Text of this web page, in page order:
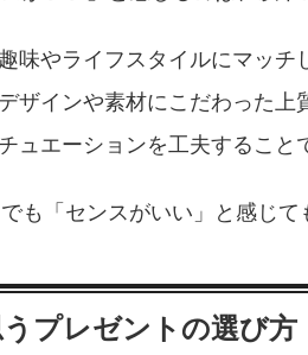
味やライフスタイルにマッチ
ザインや素材にこだわった上
ュエーションを工夫すること
も「センスがいい」と感じて
プレゼントの選び方